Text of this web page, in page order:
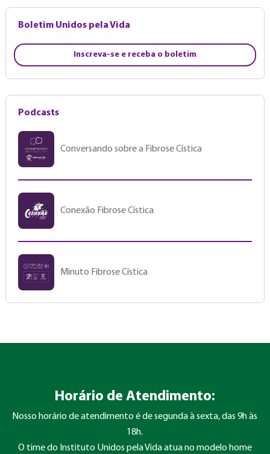
Boletim Unidos pela Vida
Inscreva-se e receba o boletim
Podcasts
Conversando sobre a Fibrose Cística
Conexão Fibrose Cística
Minuto Fibrose Cística
Horário de Atendimento:
Nosso horário de atendimento é de segunda à sexta, das 9h às
18h.
O time do Instituto Unidos pela Vida atua no modelo home